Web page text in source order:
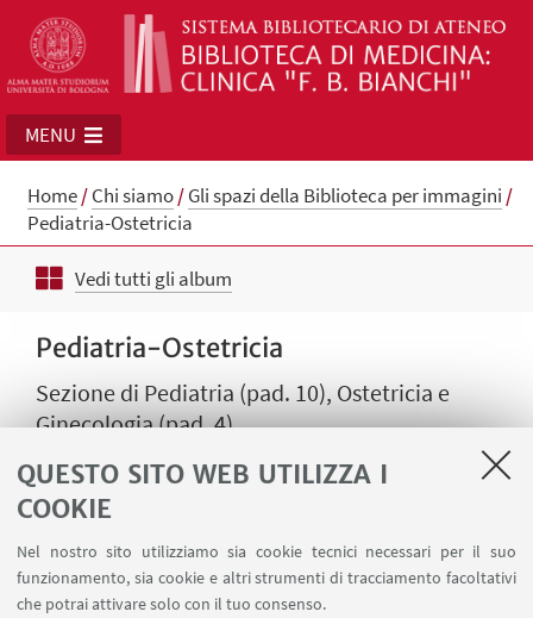
QUESTO SITO WEB UTILIZZA I
COOKIE
Nel nostro sito utilizziamo sia cookie tecnici necessari per il suo
funzionamento, sia cookie e altri strumenti di tracciamento facoltativi
che potrai attivare solo con il tuo consenso.
MENU
Home/Chi siamo/Gli spazi della Biblioteca per immagini /
Pediatria-Ostetricia
Vedi tutti gli album
Pediatria-Ostetricia
Sezione di Pediatria (pad. 10), Ostetricia e
Ginecologia (pad. 4)